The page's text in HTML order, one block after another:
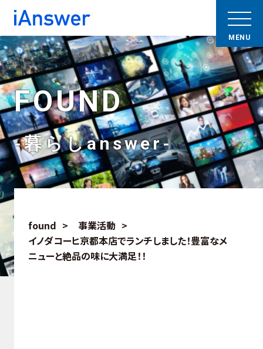
FOUND
-暮らしanswer-
found
事業活動
イノダコーヒ京都本店でランチしました！豊富なメ
ニューと絶品の味に大満足！！